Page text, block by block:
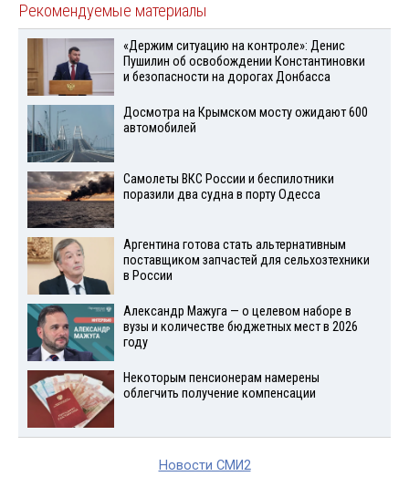
Рекомендуемые материалы
«Держим ситуацию на контроле»: Денис
Пушилин об освобождении Константиновки
и безопасности на дорогах Донбасса
Досмотра на Крымском мосту ожидают 600
автомобилей
Самолеты ВКС России и беспилотники
поразили два судна в порту Одесса
Аргентина готова стать альтернативным
поставщиком запчастей для сельхозтехники
в России
Александр Мажуга — о целевом наборе в
вузы и количестве бюджетных мест в 2026
году
Некоторым пенсионерам намерены
облегчить получение компенсации
Новости СМИ2